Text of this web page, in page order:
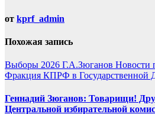
от kprf_admin
Похожая запись
Выборы 2026 Г.А.Зюганов Новости
Фракция КПРФ в Государственной
Геннадий Зюганов: Товарищи!
Центральной избирательной